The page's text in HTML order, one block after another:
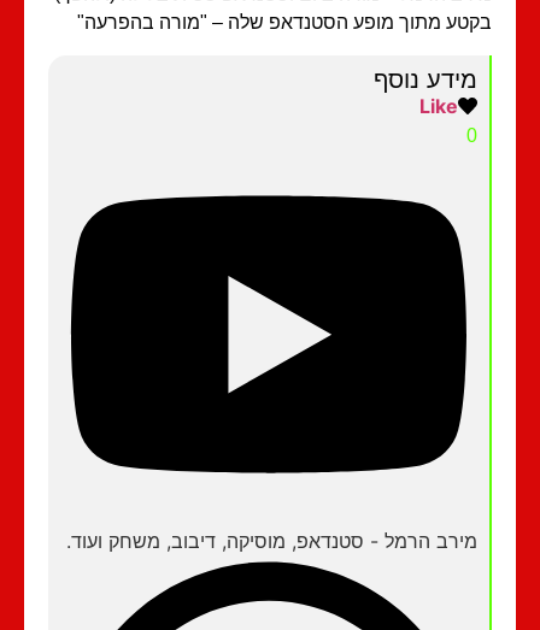
מתוך מופע הסטנדאפ שלה – "מורה בהפרעה"
מידע נוסף
מירב הרמל - סטנדאפ, מוסיקה, דיבוב, משחק ועוד.